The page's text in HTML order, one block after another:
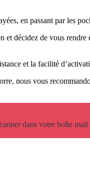
en passant par les
décidez de vous
et la facilité
nous vous
dans votre boîte mail